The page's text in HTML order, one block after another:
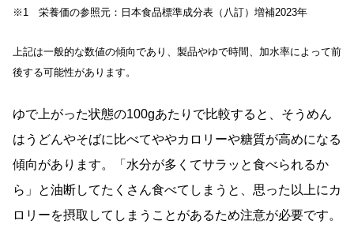
※1 栄養価の参照元：日本食品標準成分表（八訂）増補2023年
上記は一般的な数値の傾向であり、製品やゆで時間、加水率によって前
後する可能性があります。
ゆで上がった状態の100gあたりで比較すると、そうめん
はうどんやそばに比べてややカロリーや糖質が高めになる
傾向があります。「水分が多くてサラッと食べられるか
ら」と油断してたくさん食べてしまうと、思った以上にカ
ロリーを摂取してしまうことがあるため注意が必要です。